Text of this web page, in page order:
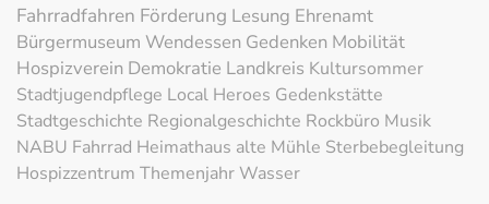
Fahrradfahren Förderung Lesung Ehrenamt
Bürgermuseum Wendessen Gedenken Mobilität
Hospizverein Demokratie Landkreis Kultursommer
Stadtjugendpflege Local Heroes Gedenkstätte
Stadtgeschichte Regionalgeschichte Rockbüro Musik
NABU Fahrrad Heimathaus alte Mühle Sterbebegleitung
Hospizzentrum Themenjahr Wasser